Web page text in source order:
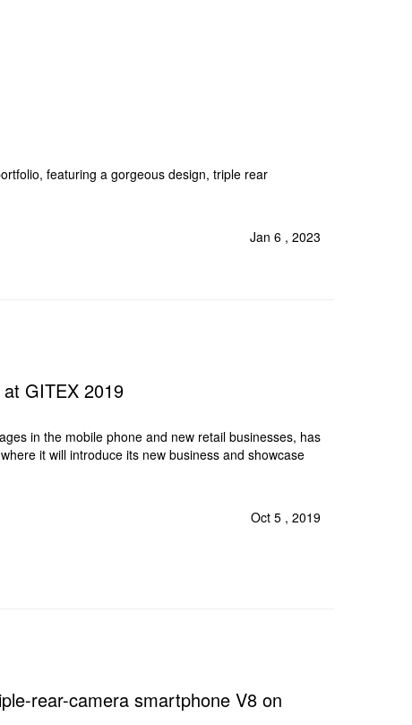
featuring a gorgeous design, triple rear
Jan 6 , 2023
GITEX 2019
in the mobile phone and new retail businesses, has
it will introduce its new business and showcase
Oct 5 , 2019
rear-camera smartphone V8 on